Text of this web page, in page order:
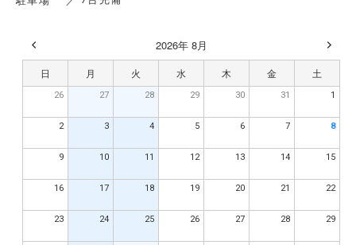
2026年 8月
日 月 火 水 木 金 土
26 27 28 29 30 31 1
2 3 4 5 6 7 8
9 10 11 12 13 14 15
16 17 18 19 20 21 22
23 24 25 26 27 28 29